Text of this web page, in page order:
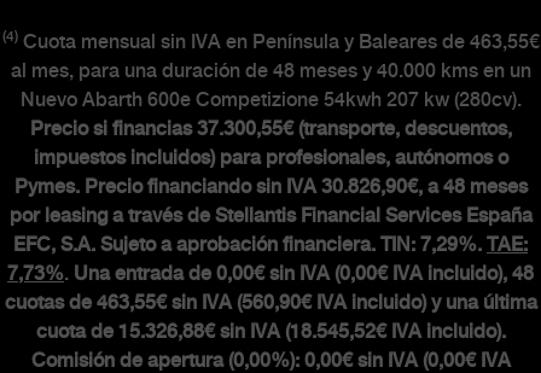
(4)Cuota mensual sin IVA en Península y Baleares de 463,55€
al mes, para una duración de 48 meses y 40.000 kms en un
Nuevo Abarth 600e Competizione 54kwh 207 kw (280cv).
Precio si financias 37.300,55€ (transporte, descuentos,
impuestos incluidos) para profesionales, autónomos o
Pymes. Precio financiando sin IVA 30.826,90€, a 48 meses
por leasing a través de Stellantis Financial Services España
EFC, S.A. Sujeto a aprobación financiera. TIN: 7,29%. TAE:
7,73%. Una entrada de 0,00€ sin IVA (0,00€ IVA incluido), 48
cuotas de 463,55€ sin IVA (560,90€ IVA incluido) y una última
cuota de 15.326,88€ sin IVA (18.545,52€ IVA incluido).
Comisión de apertura (0,00%): 0,00€ sin IVA (0,00€ IVA